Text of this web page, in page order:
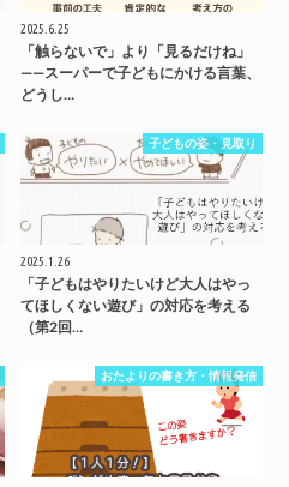
2025.6.25
「触らないで」より「見るだけね」
——スーパーで子どもにかける言葉、
どうし…
子どもの姿・見取り
2025.1.26
「子どもはやりたいけど大人はやっ
てほしくない遊び」の対応を考える
（第2回…
おたよりの書き方・情報発信